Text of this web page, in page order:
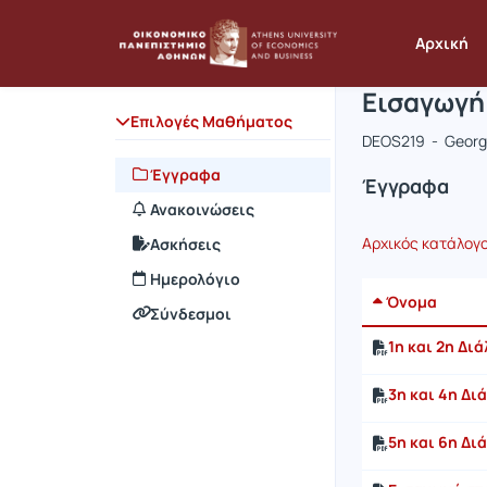
Αρχική
Επιλογές Μαθήματος
Έγγραφα
Ανακοινώσεις
Ασκήσεις
Ημερολόγιο
Σύνδεσμοι
Αρχική Σελίδα
Μάθημα :
Κωδικός :
DEOS219 -
Έγγραφα
Αρχικός
Όνομα
1η και 2η
3η και 4η
5η και 6η